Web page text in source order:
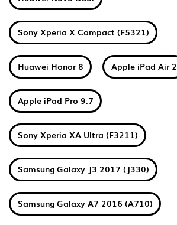
Sony Xperia X Compact (F5321)
Huawei Honor 8 Apple iPad Air 2
Apple iPad Pro 9.7
Sony Xperia XA Ultra (F3211)
Samsung Galaxy J3 2017 (J330)
Samsung Galaxy A7 2016 (A710)